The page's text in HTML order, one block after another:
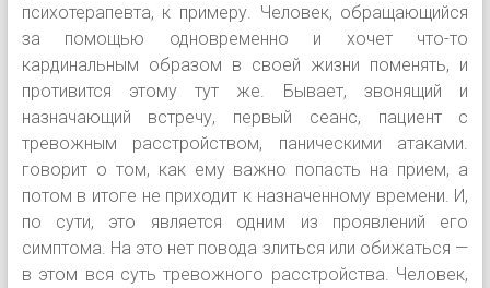
психотерапевта, к примеру. Человек, обращающийся
за помощью одновременно и хочет что-то
кардинальным образом в своей жизни поменять, и
противится этому тут же. Бывает, звонящий и
назначающий встречу, первый сеанс, пациент с
тревожным расстройством, паническими атаками.
говорит о том, как ему важно попасть на прием, а
потом в итоге не приходит к назначенному времени. И,
по сути, это является одним из проявлений его
симптома. На это нет повода злиться или обижаться —
в этом вся суть тревожного расстройства. Человек,